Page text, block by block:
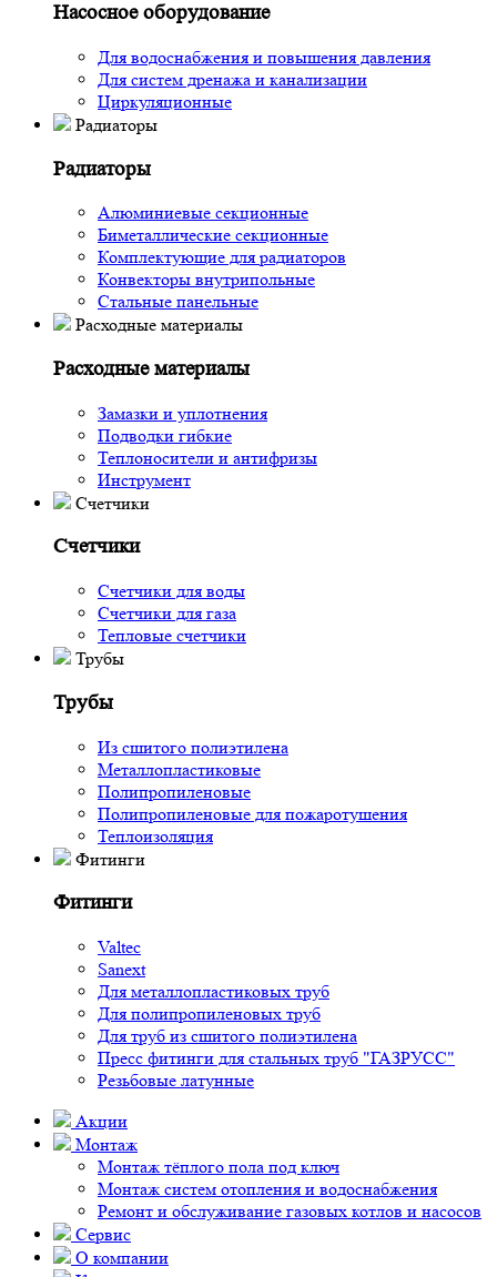
Насосное оборудование
Для водоснабжения и повышения давления
Для систем дренажа и канализации
Циркуляционные
Радиаторы
Радиаторы
Алюминиевые секционные
Биметаллические секционные
Комплектующие для радиаторов
Конвекторы внутрипольные
Стальные панельные
Расходные материалы
Расходные материалы
Замазки и уплотнения
Подводки гибкие
Теплоносители и антифризы
Инструмент
Счетчики
Счетчики
Счетчики для воды
Счетчики для газа
Тепловые счетчики
Трубы
Трубы
Из сшитого полиэтилена
Металлопластиковые
Полипропиленовые
Полипропиленовые для пожаротушения
Теплоизоляция
Фитинги
Фитинги
Valtec
Sanext
Для металлопластиковых труб
Для полипропиленовых труб
Для труб из сшитого полиэтилена
Пресс фитинги для стальных труб "ГАЗРУСС"
Резьбовые латунные
Акции
Монтаж
Монтаж тёплого пола под ключ
Монтаж систем отопления и водоснабжения
Ремонт и обслуживание газовых котлов и насосов
Сервис
О компании